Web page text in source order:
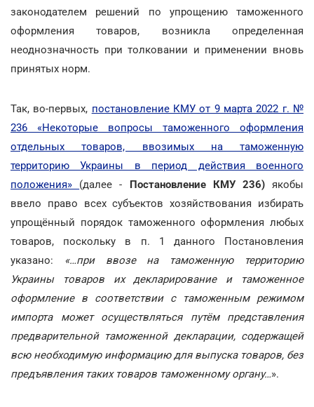
законодателем решений по упрощению таможенного
оформления товаров, возникла определенная
неоднозначность при толковании и применении вновь
принятых норм.
Так, во-первых, постановление КМУ от 9 марта 2022 г. №
236 «Некоторые вопросы таможенного оформления
отдельных товаров, ввозимых на таможенную
территорию Украины в период действия военного
положения» (далее - Постановление КМУ 236)якобы
ввело право всех субъектов хозяйствования избирать
упрощённый порядок таможенного оформления любых
товаров, поскольку в п. 1 данного Постановления
указано:
«…при ввозе на таможенную территорию
Украины товаров их декларирование и таможенное
оформление в соответствии с таможенным режимом
импорта может осуществляться путём представления
предварительной таможенной декларации, содержащей
всю необходимую информацию для выпуска товаров, без
предъявления таких товаров таможенному органу…».